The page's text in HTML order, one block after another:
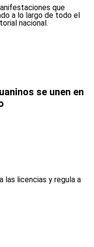
se unen en